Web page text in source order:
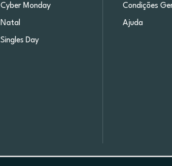
Cyber Monday
Natal
Singles Day
Condições
Ajuda